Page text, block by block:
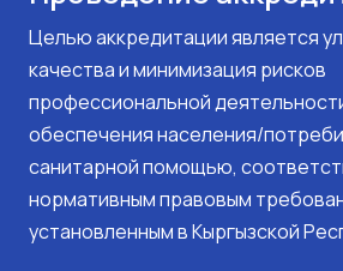
Целью аккредитации является
качества и минимизация рисков
профессиональной
обеспечения населения/
санитарной помощью,
нормативным правовым
установленным в Кыргызской